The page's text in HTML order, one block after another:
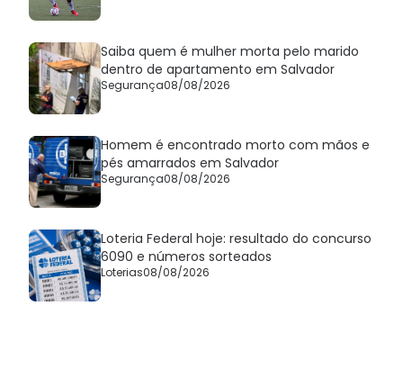
Saiba quem é mulher morta pelo marido
dentro de apartamento em Salvador
Segurança08/08/2026
Homem é encontrado morto com mãos e
pés amarrados em Salvador
Segurança08/08/2026
Loteria Federal hoje: resultado do concurso
6090 e números sorteados
Loterias08/08/2026